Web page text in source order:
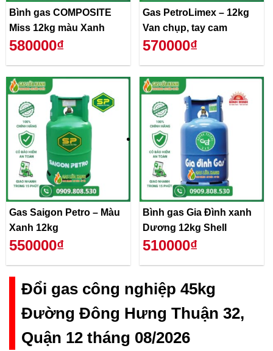
Bình gas COMPOSITE
Miss 12kg màu Xanh
580000₫
Gas PetroLimex – 12kg
Van chụp, tay cam
570000₫
Gas Saigon Petro – Màu
Xanh 12kg
550000₫
Bình gas Gia Đình xanh
Dương 12kg Shell
510000₫
Đổi gas công nghiệp 45kg
Đường Đông Hưng Thuận 32,
Quận 12 tháng 08/2026